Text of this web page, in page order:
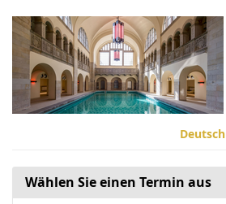
Zum
Haupt-
Inhalt
springen
Deutsch
Wählen Sie einen Termin aus